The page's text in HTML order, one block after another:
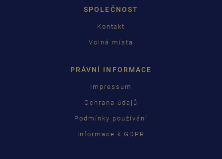
SPOLEČNOST
Kontakt
Volná místa
PRÁVNÍ INFORMACE
Impressum
Ochrana údajů
Podmínky používání
Informace k GDPR